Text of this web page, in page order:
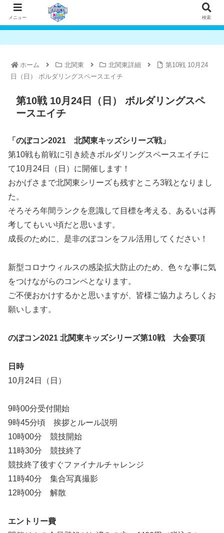
ホーム 北関東 北関東詳細
第10戦 10月24
日（日） ボルダリングスペースエイチ
第10戦 10月24日（日） ボルダリングスペ
ースエイチ
「のぼコン2021 北関東キッズシリーズ戦」
第10戦も前戦に引き続きボルダリングスペースエイチに
て10月24日（日）に開催します！
おかげさまで北関東シリーズも残すところ3戦となりまし
た。
そろそろ年間ランクを意識して目標を考える、あるいは再
考してもいい頃だと思います。
成長のために、是非のぼコンをフル活用してください！
新型コロナウィルスの感染拡大防止のため、色々な事に気
をつけながらのコンペとなります。
ご不便おかけするかと思いますが、皆様ご協力よろしくお
願いします。
のぼコン2021 北関東キッズシリーズ第10戦 大会要項
日時
10月24日（日）
9時00分受付開始
9時45分頃 挨拶とルール説明
10時00分 競技開始
11時30分 競技終了
競技終了後すぐファイナルチャレンジ
11時40分 集合写真撮影
12時00分 解散
エントリー費
メニュー 検索